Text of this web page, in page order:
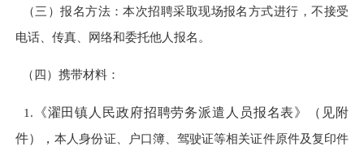
（三）报名方法：本次招聘采取现场报名方式进行，不接受
电话、传真、网络和委托他人报名。
（四）携带材料：
1. 《濯田镇人民政府招聘劳务派遣人员报名表》（见附
件），本人身份证、户口簿、驾驶证等相关证件原件及复印件